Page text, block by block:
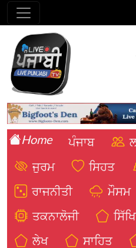
Home ਪੰਜਾਬ
ਜੁਰਮ
ਸਿਹਤ
ਰਾਜਨੀਤੀ
ਮੌਸਮ
ਤਕਨਾਲੋਜੀ
ਲੇਖ
ਸਾਹਿਤ